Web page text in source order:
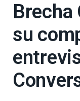
Brecha
su